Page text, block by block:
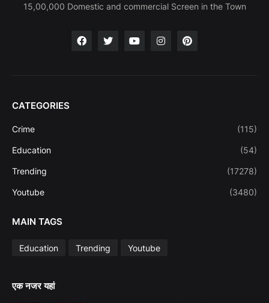
15,00,000 Domestic and commercial Screen in the Town
CATEGORIES
Crime (115)
Education (54)
Trending (17278)
Youtube (3480)
MAIN TAGS
Education Trending Youtube
एक नजर यहां